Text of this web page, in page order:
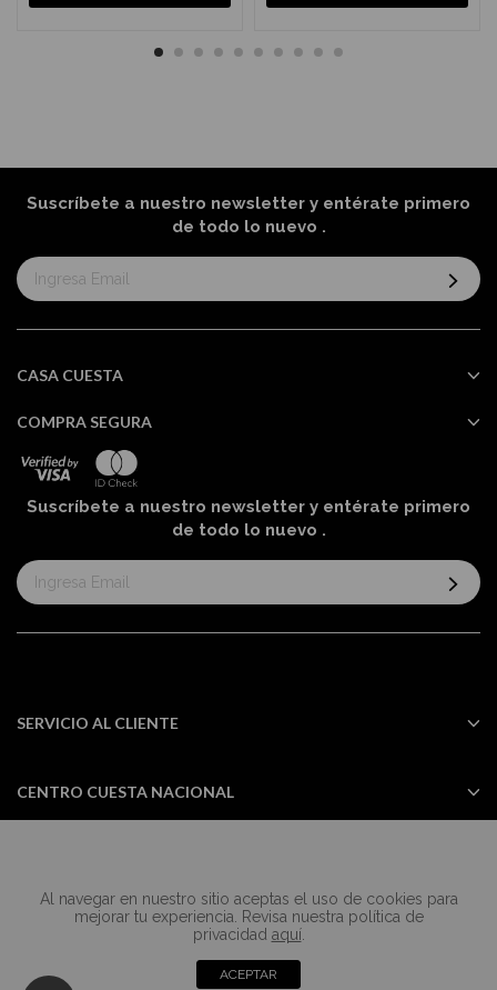
Al navegar en nuestro sitio aceptas el uso de cookies para
mejorar tu experiencia. Revisa nuestra política de
privacidad aquí.
ACEPTAR
Suscríbete a nuestro newsletter y entérate primero
de todo lo nuevo .
Suscríbase
al
informativo:
CASA CUESTA
COMPRA SEGURA
Suscríbete a nuestro newsletter y entérate primero
de todo lo nuevo .
Suscríbase
al
informativo:
SERVICIO AL CLIENTE
CENTRO CUESTA NACIONAL
Todos los derechos reservados Casa
Cuesta ©2024